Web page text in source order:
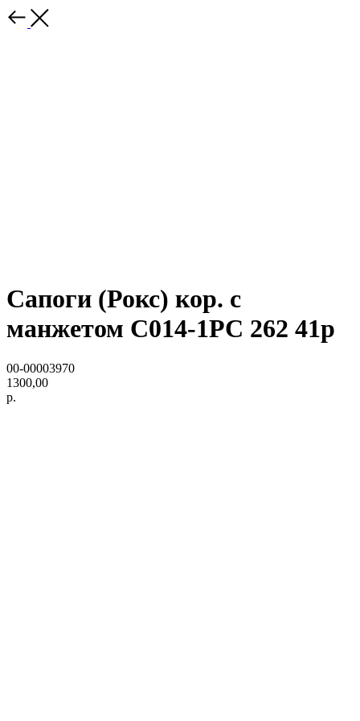
Сапоги (Рокс) кор. с
манжетом С014-1РС 262 41р
00-00003970
1300,00
р.